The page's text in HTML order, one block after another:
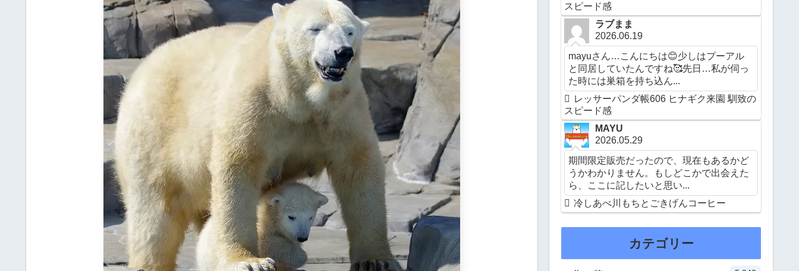
スピード感
ラブまま
2026.06.19
mayuさん…こんにちは😊少しはプーアル
と同居していたんですね🥰先日…私が伺っ
た時には巣箱を持ち込ん...
レッサーパンダ帳606 ヒナギク来園 馴致の
スピード感
MAYU
2026.05.29
期間限定販売だったので、現在もあるかど
うかわかりません。もしどこかで出会えた
ら、ここに記したいと思い...
冷しあべ川もちとごきげんコーヒー
カテゴリー